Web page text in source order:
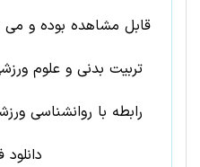
قابل مشاهده بوده و می
تربيت بدنی و علوم
رابطه با روانشناسی
دانلود